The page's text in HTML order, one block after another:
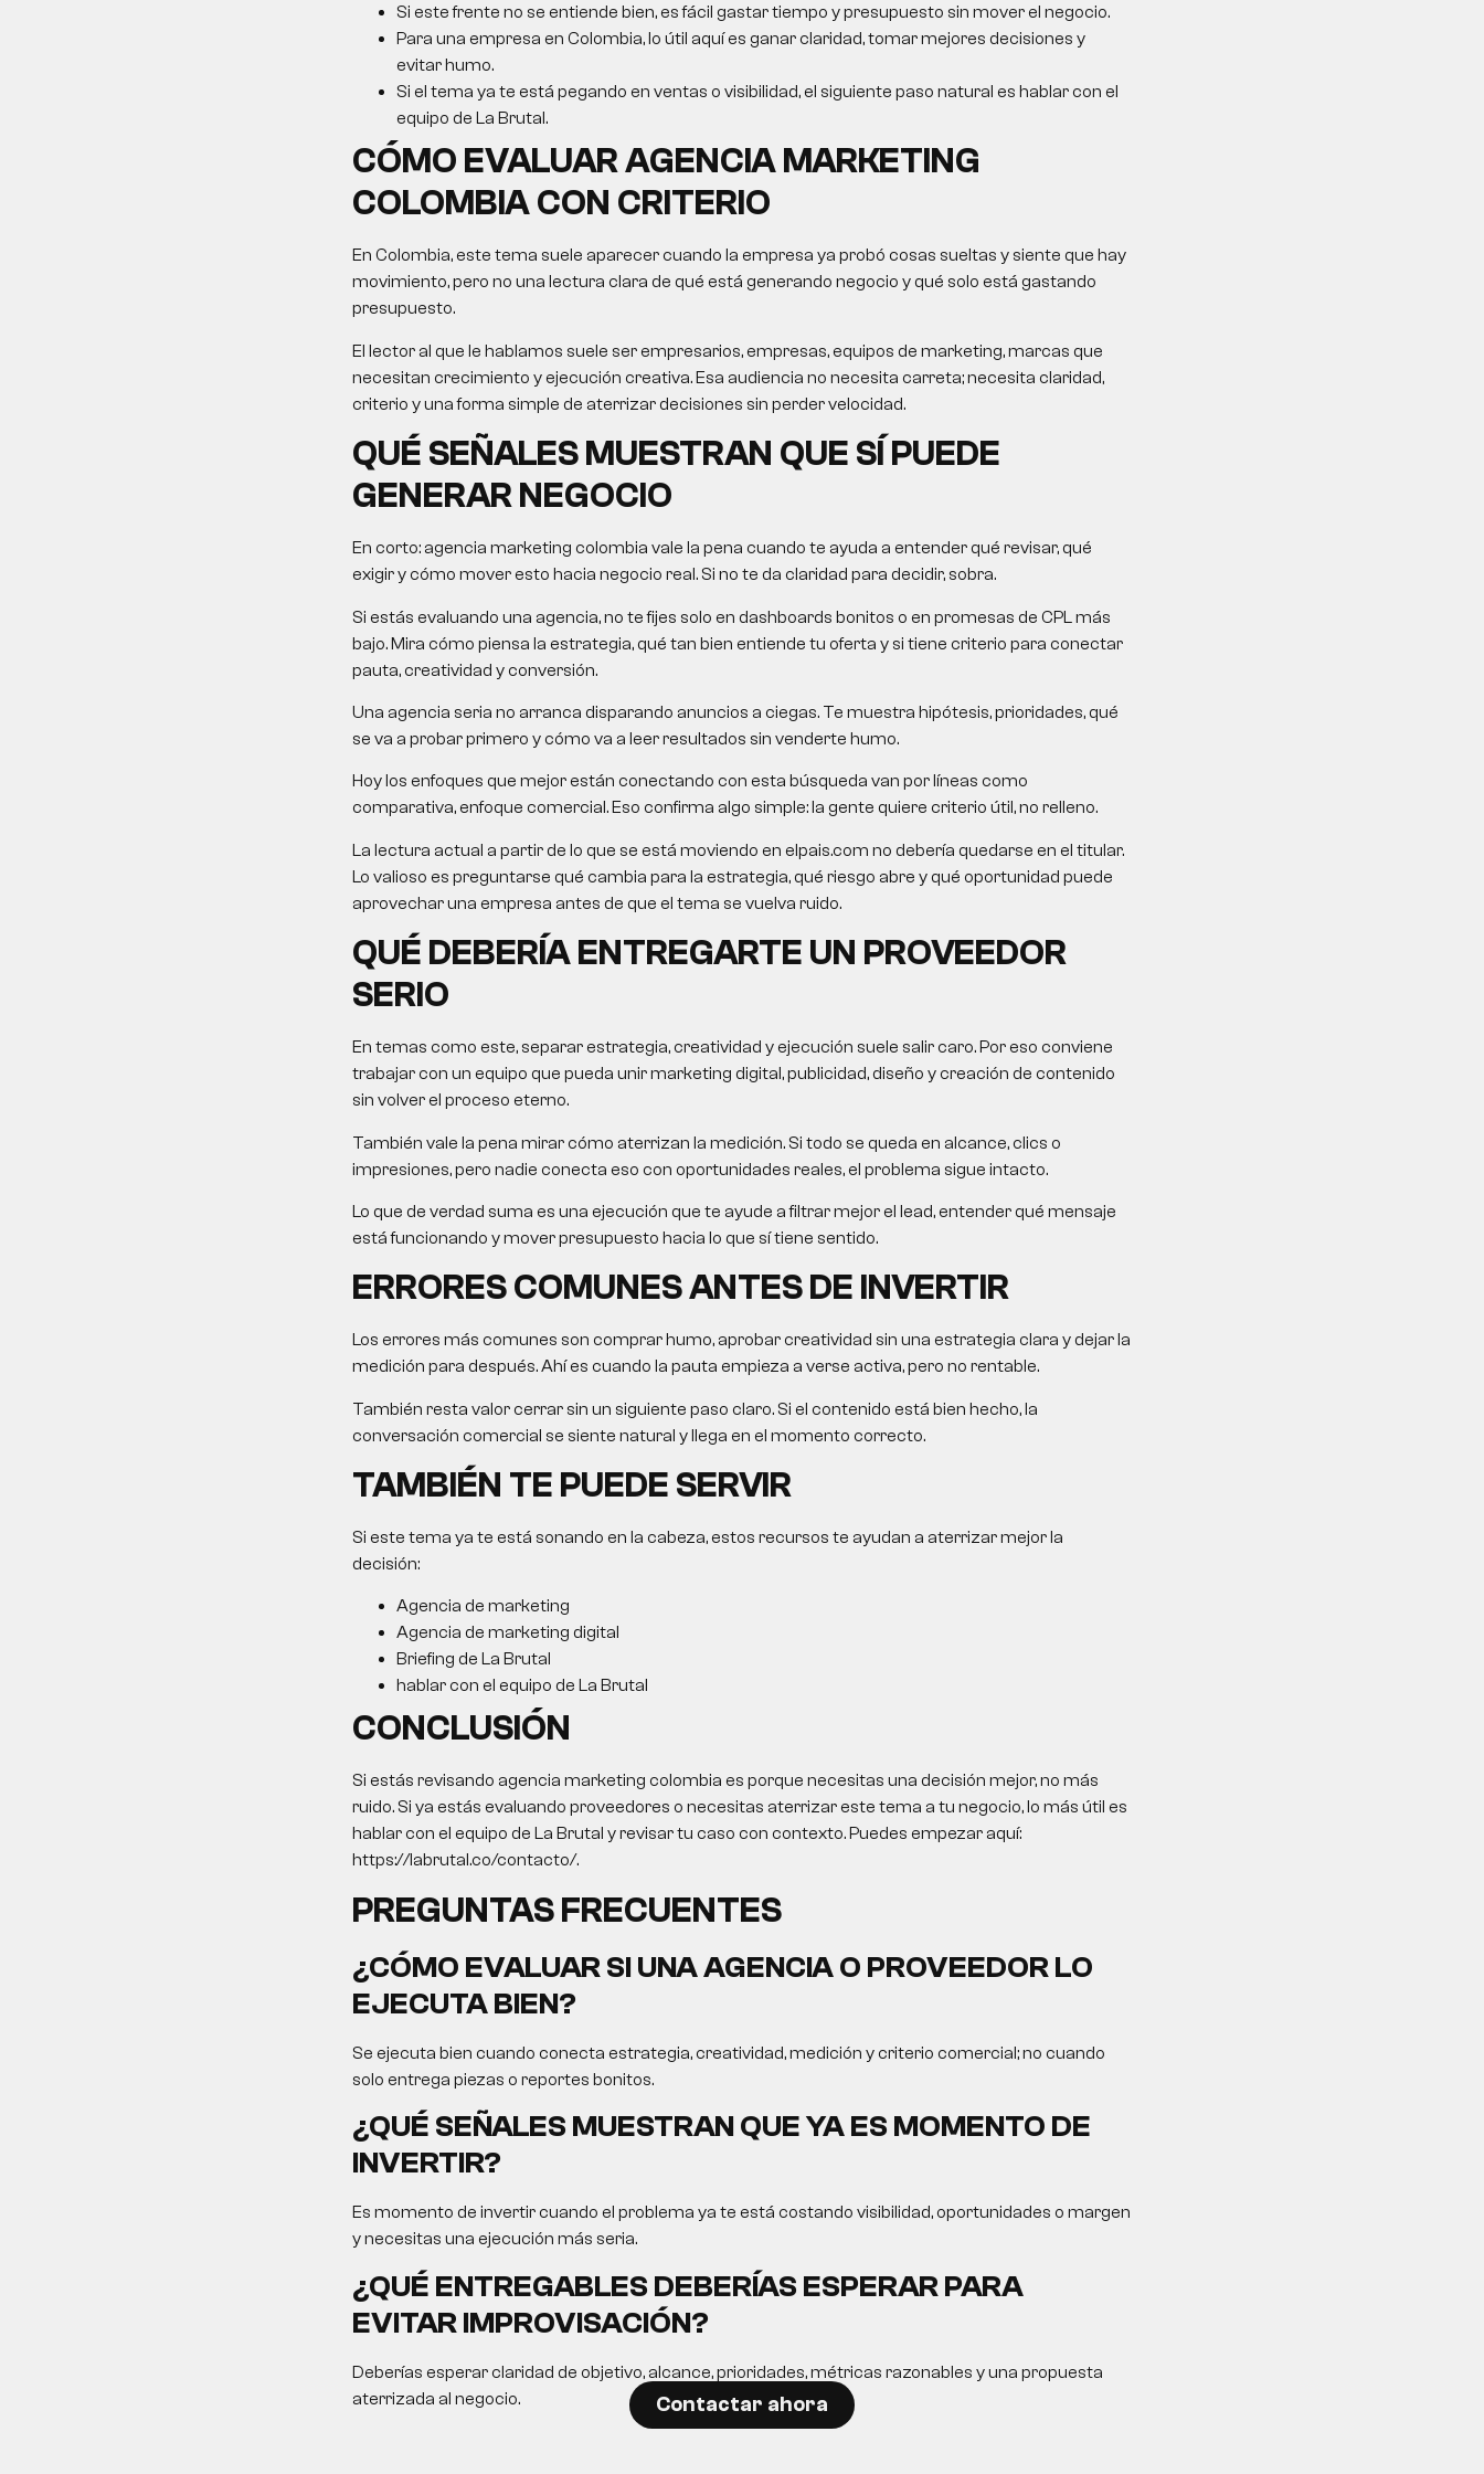
Si este frente no se entiende bien, es fácil gastar tiempo y presupuesto sin mover el negocio.
Para una empresa en Colombia, lo útil aquí es ganar claridad, tomar mejores decisiones y
evitar humo.
Si el tema ya te está pegando en ventas o visibilidad, el siguiente paso natural es hablar con el
equipo de La Brutal.
CÓMO EVALUARAGENCIA MARKETING
COLOMBIACON CRITERIO
En Colombia, este tema suele aparecer cuando la empresa ya probó cosas sueltas y siente que hay
movimiento, pero no una lectura clara de qué está generando negocio y qué solo está gastando
presupuesto.
El lector al que le hablamos suele ser empresarios, empresas, equipos de marketing, marcas que
necesitan crecimiento y ejecución creativa. Esa audiencia no necesita carreta; necesita claridad,
criterio y una forma simple de aterrizar decisiones sin perder velocidad.
QUÉ SEÑALES MUESTRAN QUE SÍ PUEDE
GENERAR NEGOCIO
En corto: agencia marketing colombia vale la pena cuando te ayuda a entender qué revisar, qué
exigir y cómo mover esto hacia negocio real. Si no te da claridad para decidir, sobra.
Si estás evaluando una agencia, no te fijes solo en dashboards bonitos o en promesas de CPL más
bajo. Mira cómo piensa la estrategia, qué tan bien entiende tu oferta y si tiene criterio para conectar
pauta, creatividad y conversión.
Una agencia seria no arranca disparando anuncios a ciegas. Te muestra hipótesis, prioridades, qué
se va a probar primero y cómo va a leer resultados sin venderte humo.
Hoy los enfoques que mejor están conectando con esta búsqueda van por líneas como
comparativa, enfoque comercial. Eso confirma algo simple: la gente quiere criterio útil, no relleno.
La lectura actual a partir de lo que se está moviendo en elpais.com no debería quedarse en el titular.
Lo valioso es preguntarse qué cambia para la estrategia, qué riesgo abre y qué oportunidad puede
aprovechar una empresa antes de que el tema se vuelva ruido.
QUÉ DEBERÍA ENTREGARTE UN PROVEEDOR
SERIO
En temas como este, separar estrategia, creatividad y ejecución suele salir caro. Por eso conviene
trabajar con un equipo que pueda unir marketing digital, publicidad, diseño y creación de contenido
sin volver el proceso eterno.
También vale la pena mirar cómo aterrizan la medición. Si todo se queda en alcance, clics o
impresiones, pero nadie conecta eso con oportunidades reales, el problema sigue intacto.
Lo que de verdad suma es una ejecución que te ayude a filtrar mejor el lead, entender qué mensaje
está funcionando y mover presupuesto hacia lo que sí tiene sentido.
ERRORES COMUNES ANTES DE INVERTIR
Los errores más comunes son comprar humo, aprobar creatividad sin una estrategia clara y dejar la
medición para después. Ahí es cuando la pauta empieza a verse activa, pero no rentable.
También resta valor cerrar sin un siguiente paso claro. Si el contenido está bien hecho, la
conversación comercial se siente natural y llega en el momento correcto.
TAMBIÉN TE PUEDE SERVIR
Si este tema ya te está sonando en la cabeza, estos recursos te ayudan a aterrizar mejor la
decisión:
Agencia de marketing
Agencia de marketing digital
Briefing de La Brutal
hablar con el equipo de La Brutal
CONCLUSIÓN
Si estás revisando agencia marketing colombia es porque necesitas una decisión mejor, no más
ruido. Si ya estás evaluando proveedores o necesitas aterrizar este tema a tu negocio, lo más útil es
hablar con el equipo de La Brutal y revisar tu caso con contexto. Puedes empezar aquí:
https://labrutal.co/contacto/.
PREGUNTAS FRECUENTES
¿CÓMO EVALUAR SI UNA AGENCIA O PROVEEDOR LO
EJECUTA BIEN?
Se ejecuta bien cuando conecta estrategia, creatividad, medición y criterio comercial; no cuando
solo entrega piezas o reportes bonitos.
¿QUÉ SEÑALES MUESTRAN QUE YA ES MOMENTO DE
INVERTIR?
Es momento de invertir cuando el problema ya te está costando visibilidad, oportunidades o margen
y necesitas una ejecución más seria.
¿QUÉ ENTREGABLES DEBERÍAS ESPERAR PARA
EVITAR IMPROVISACIÓN?
Deberías esperar claridad de objetivo, alcance, prioridades, métricas razonables y una propuesta
aterrizada al negocio.
Contactar ahora